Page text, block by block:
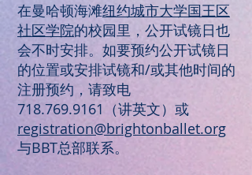
在曼哈顿海滩纽约城市大学国王区
社区学院的校园里，公开试镜日也
会不时安排。如要预约公开试镜日
的位置或安排试镜和/或其他时间的
注册预约，请致电
718.769.9161（讲英文）或
registration@brightonballet.org
与BBT总部联系。